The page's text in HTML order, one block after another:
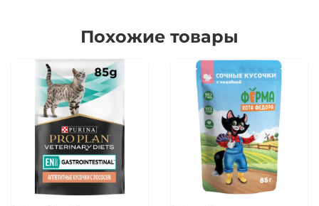
Похожие товары